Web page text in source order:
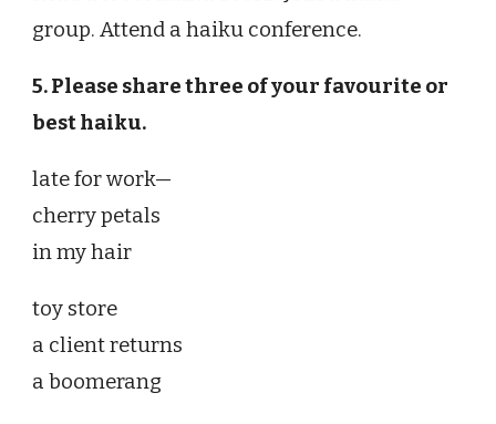
group. Attend a haiku conference.
5. Please share three of your favourite or
best haiku.
late for work—
cherry petals
in my hair
toy store
a client returns
a boomerang